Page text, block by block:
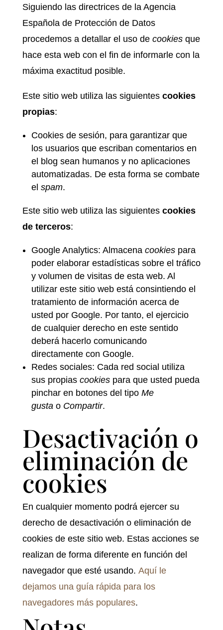
Siguiendo las directrices de la Agencia
Española de Protección de Datos
procedemos a detallar el uso de cookies que
hace esta web con el fin de informarle con la
máxima exactitud posible.
Este sitio web utiliza las siguientes cookies
propias:
Cookies de sesión, para garantizar que
los usuarios que escriban comentarios en
el blog sean humanos y no aplicaciones
automatizadas. De esta forma se combate
el spam.
Este sitio web utiliza las siguientes cookies
de terceros:
Google Analytics: Almacena cookies para
poder elaborar estadísticas sobre el tráfico
y volumen de visitas de esta web. Al
utilizar este sitio web está consintiendo el
tratamiento de información acerca de
usted por Google. Por tanto, el ejercicio
de cualquier derecho en este sentido
deberá hacerlo comunicando
directamente con Google.
Redes sociales: Cada red social utiliza
sus propias cookies para que usted pueda
pinchar en botones del tipo Me
gusta o Compartir.
Desactivación o
eliminación de
cookies
En cualquier momento podrá ejercer su
derecho de desactivación o eliminación de
cookies de este sitio web. Estas acciones se
realizan de forma diferente en función del
navegador que esté usando. Aquí le
dejamos una guía rápida para los
navegadores más populares.